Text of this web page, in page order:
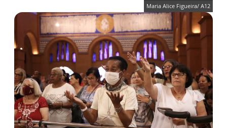
Maria Alice Figueira/ A12